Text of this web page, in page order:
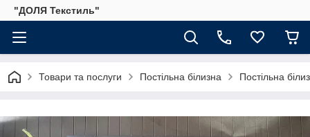
"ДОЛЯ Текстиль"
Товари та послуги Постільна білизна Постільна